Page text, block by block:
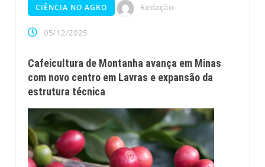
CIÊNCIA NO AGRO Redação
05/12/2025
Cafeicultura de Montanha avança em Minas
com novo centro em Lavras e expansão da
estrutura técnica